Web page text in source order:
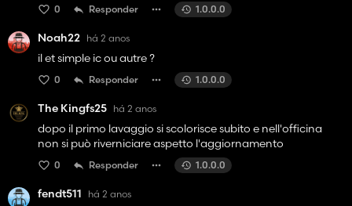
0 Responder 1.0.0.0
Noah22 há 2 anos
il et simple ic ou autre ?
0 Responder 1.0.0.0
The Kingfs25 há 2 anos
dopo il primo lavaggio si scolorisce subito e nell'officina
non si può riverniciare aspetto l'aggiornamento
0 Responder 1.0.0.0
fendt511 há 2 anos